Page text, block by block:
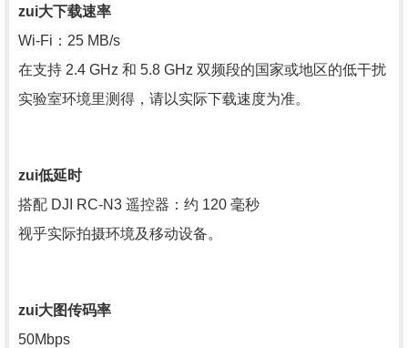
zui大下载速率
Wi-Fi：25 MB/s
在支持 2.4 GHz 和 5.8 GHz 双频段的国家或地区的低干扰
实验室环境里测得，请以实际下载速度为准。
zui低延时
搭配 DJI RC-N3 遥控器：约 120 毫秒
视乎实际拍摄环境及移动设备。
zui大图传码率
50Mbps